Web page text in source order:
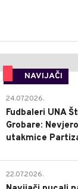
NAVIJAČI
24.07.2026.
Fudbaleri UNA
Grobare:
utakmice
22.07.2026.